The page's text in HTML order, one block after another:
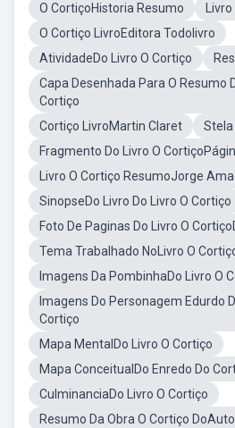
O CortiçoHistoria Resumo
O Cortiço LivroEditora Todolivro
AtividadeDo Livro O Cortiço
Capa Desenhada Para O Resumo
Cortiço
Cortiço LivroMartin Claret
Stela
Fragmento Do Livro O
Livro O Cortiço ResumoJorge
SinopseDo Livro Do Livro O Cortiço
Foto De Paginas Do Livro O
Tema Trabalhado NoLivro O
Imagens Da PombinhaDo Livro O
Imagens Do Personagem Edurdo
Cortiço
Mapa MentalDo Livro O Cortiço
Mapa ConceitualDo Enredo Do
CulminanciaDo Livro O Cortiço
Resumo Da Obra O Cortiço